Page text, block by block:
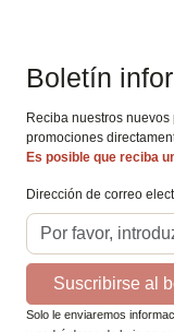
Boletín
Reciba nuestros
promociones
Es posible que reciba
Dirección de correo
Suscribirse al
Solo le enviaremos